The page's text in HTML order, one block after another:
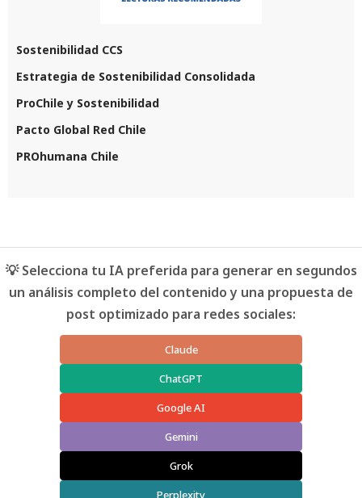
Sostenibilidad CCS
Estrategia de Sostenibilidad Consolidada
ProChile y Sostenibilidad
Pacto Global Red Chile
PROhumana Chile
💡 Selecciona tu IA preferida para generar en segundos
un análisis completo del contenido y una propuesta de
post optimizado para redes sociales:
Claude
ChatGPT
Google AI
Gemini
Grok